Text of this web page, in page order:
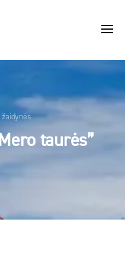
taurės”